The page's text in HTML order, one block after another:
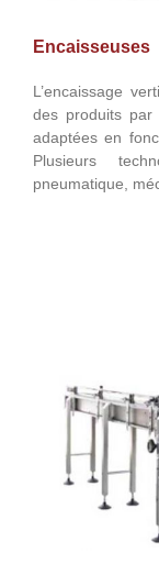
Encaisseuses
L’encaissage
des produits
adaptées en
Plusieurs
pneumatique,